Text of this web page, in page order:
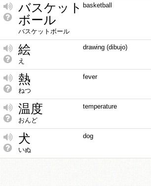
バスケット
ボール
バスケットボール
basketball
絵
え
drawing (dibujo)
熱
ねつ
fever
温度
おんど
temperature
犬
いぬ
dog